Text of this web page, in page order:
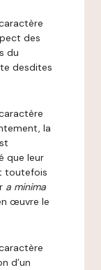
des
du
desdites
la
que leur
toutefois
a minima
œuvre le
d’un